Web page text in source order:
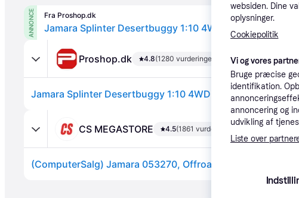
ANNONCE Fra Proshop.dk
Jamara Splinter Desertbuggy 1:10 4WD NiMh 2.4G LED
Proshop.dk 4.8(1280 vurderinger)
Jamara Splinter Desertbuggy 1:10 4WD NiMh 2.4G LED
CS MEGASTORE 4.5(1861 vurderinger)
(ComputerSalg) Jamara 053270, Offroad bil, 1:10, 14 År,
websiden. Dine
oplysninger.
Cookiepolitik
Vi og vores
Bruge præcise
identifikation.
annoncering og
udvikling af
Liste over